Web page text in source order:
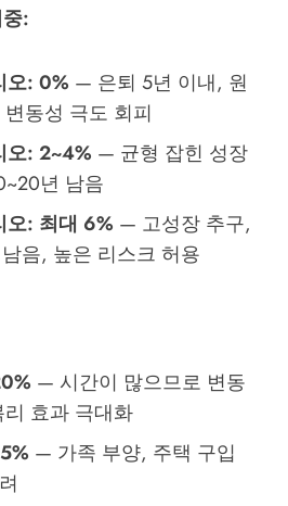
:
오: 0% — 은퇴 5년 이내, 원
동성 극도 회피
오: 2~4% — 균형 잡힌 성장
년 남음
오: 최대 6% — 고성장 추구,
음, 높은 리스크 허용
— 시간이 많으므로 변동
효과 극대화
— 가족 부양, 주택 구입